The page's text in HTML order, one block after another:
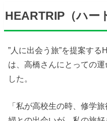
HEARTRIP（ハー
”人に出会う旅”を提案す
は、高橋さんにとっての運
した。
「私が高校生の時、修学